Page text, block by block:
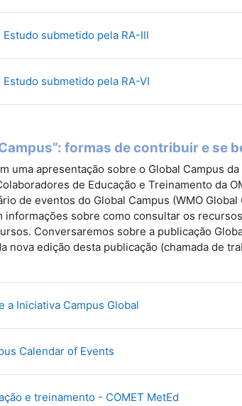
Estudo submetido pela RA-III
Estudo submetido pela RA-VI
formas de contribuir e se
uma apresentação sobre o Global Campus
de Educação e Treinamento da
de eventos do Global Campus (WMO Global
informações sobre como consultar os
Conversaremos sobre a publicação
nova edição desta publicação (chamada de
a Iniciativa Campus GlobalГиперссылка
Calendar of EventsГиперссылка
e treinamento - COMET MetEdГиперссылка